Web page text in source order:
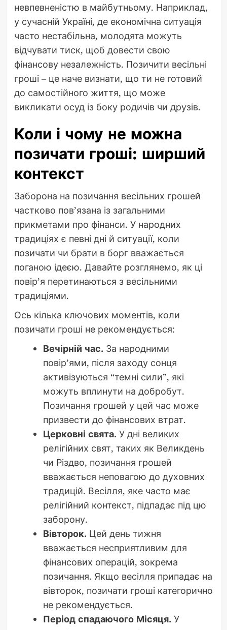
невпевненістю в майбутньому. Наприклад,
у сучасній Україні, де економічна ситуація
часто нестабільна, молодята можуть
відчувати тиск, щоб довести свою
фінансову незалежність. Позичити весільні
гроші – це наче визнати, що ти не готовий
до самостійного життя, що може
викликати осуд із боку родичів чи друзів.
Коли і чому не можна
позичати гроші: ширший
контекст
Заборона на позичання весільних грошей
частково пов’язана із загальними
прикметами про фінанси. У народних
традиціях є певні дні й ситуації, коли
позичати чи брати в борг вважається
поганою ідеєю. Давайте розглянемо, як ці
повір’я перетинаються з весільними
традиціями.
Ось кілька ключових моментів, коли
позичати гроші не рекомендується:
Вечірній час. За народними
повір’ями, після заходу сонця
активізуються “темні сили”, які
можуть вплинути на добробут.
Позичання грошей у цей час може
призвести до фінансових втрат.
Церковні свята. У дні великих
релігійних свят, таких як Великдень
чи Різдво, позичання грошей
вважається неповагою до духовних
традицій. Весілля, яке часто має
релігійний контекст, підпадає під цю
заборону.
Вівторок. Цей день тижня
вважається несприятливим для
фінансових операцій, зокрема
позичання. Якщо весілля припадає на
вівторок, позичати гроші категорично
не рекомендується.
Період спадаючого Місяця. У